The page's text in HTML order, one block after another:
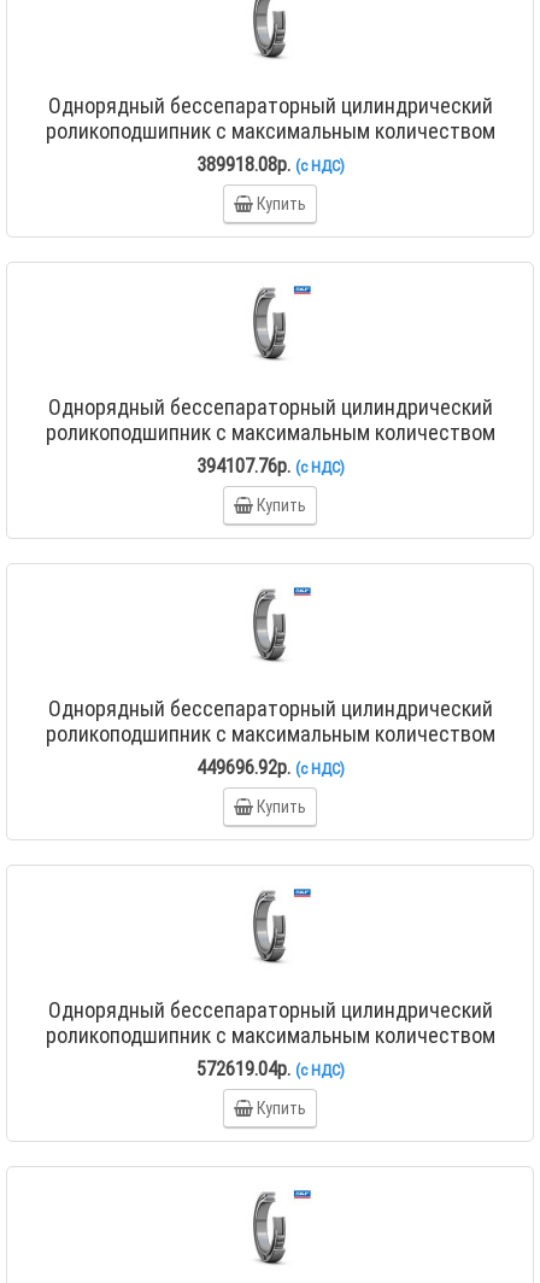
Однорядный бессепараторный цилиндрический
роликоподшипник с максимальным количеством
роликов NCF 18/500 V
389918.08р. (с НДС)
Купить
Однорядный бессепараторный цилиндрический
роликоподшипник с максимальным количеством
роликов NCF 18/530 V
394107.76р. (с НДС)
Купить
Однорядный бессепараторный цилиндрический
роликоподшипник с максимальным количеством
роликов NCF 18/600 V
449696.92р. (с НДС)
Купить
Однорядный бессепараторный цилиндрический
роликоподшипник с максимальным количеством
роликов NCF 18/630 V
572619.04р. (с НДС)
Купить